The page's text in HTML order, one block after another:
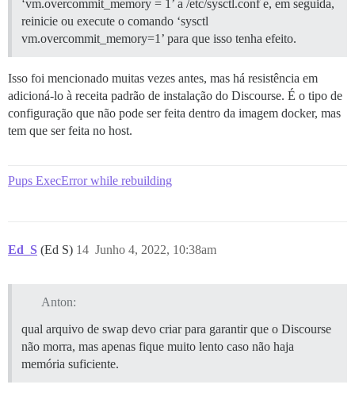
‘vm.overcommit_memory = 1’ a /etc/sysctl.conf e, em seguida,
reinicie ou execute o comando ‘sysctl
vm.overcommit_memory=1’ para que isso tenha efeito.
Isso foi mencionado muitas vezes antes, mas há resistência em
adicioná-lo à receita padrão de instalação do Discourse. É o tipo de
configuração que não pode ser feita dentro da imagem docker, mas
tem que ser feita no host.
Pups ExecError while rebuilding
Ed_S (Ed S) Junho 4, 2022, 10:38am
14
Anton:
qual arquivo de swap devo criar para garantir que o Discourse
não morra, mas apenas fique muito lento caso não haja
memória suficiente.